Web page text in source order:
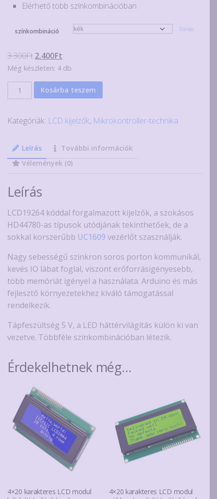
Elérhető több színkombinációban
színkombináció Törlés
3.300Ft Original
price
was:
3.300Ft.
2.400Ft
price
is:
2.400Ft.
Még készleten: 4 db
192x64
LCD
UC1609C
vezérlővel,
mennyiség
Kosárba teszem
Kategóriák: LCD kijelzők, Mikrokontroller-technika
Leírás
További információk
Vélemények (0)
Leírás
LCD19264 kóddal forgalmazott kijelzők, a szokásos
HD44780-as típusok utódjának tekinthetőek, de a
sokkal korszerűbb UC1609 vezérlőt szasználják.
Nagy sebességű szinkron soros porton kommunikál,
kevés IO lábat foglal, viszont erőforrásigényesebb,
több memóriát igényel a használata. Arduino és más
fejlesztő környezetekhez kiváló támogatással
rendelkezik.
Tápfeszültség 5 V, a LED háttérvilágítás külön ki van
vezetve. Többféle színkombinációban létezik.
Érdekelhetnek még…
4×20 karakteres LCD modul
4×20 karakteres LCD modul